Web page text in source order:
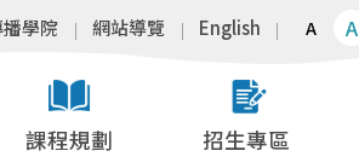
學院 網站導覽 English A A
課程規劃 招生專區